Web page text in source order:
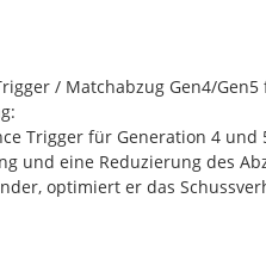
/ Matchabzug Gen4/
Trigger für Generation 4
und eine Reduzierung des
optimiert er das